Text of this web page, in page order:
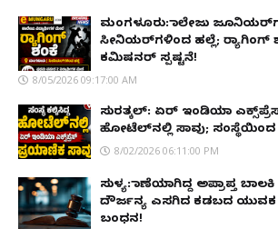
ಮಂಗಳೂರು: ಕಾಲೇಜು
ಸೀನಿಯರ್‌ಗಳಿಂದ ಹಲ್ಲೆ; ರ‌್ಯಾಗಿಂಗ್
ಕಮಿಷನರ್ ಸ್ಪಷ್ಟನೆ!
8/05/2026 09:17:00 AM
ಸುರತ್ಕಲ್: ಏರ್ ಇಂಡಿಯಾ
ಹೋಟೆಲ್‌ನಲ್ಲಿ ಸಾವು; ಸಂಸ್ಥೆಯಿಂದ
8/02/2026 06:11:00 PM
ಸುಳ್ಯ: ಕಾಣೆಯಾಗಿದ್ದ ಅಪ್ರಾಪ್ತ ಬಾಲಕಿ
ದೌರ್ಜನ್ಯ ಎಸಗಿದ ಕಡಬದ ಯುವಕ
ಬಂಧನ!